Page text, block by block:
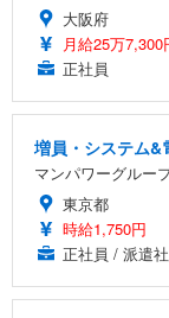
大阪府
月給25万7,300
正社員
増員・システム&
マンパワーグルー
東京都
時給1,750円
正社員 / 派遣